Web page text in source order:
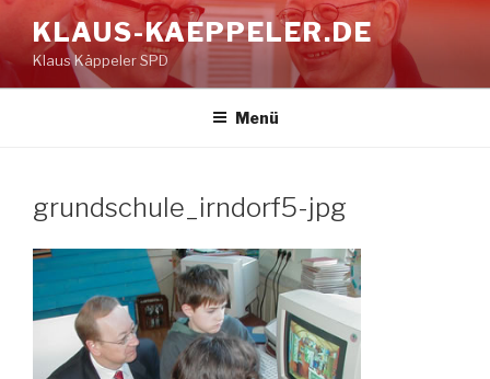
Inhalt
springen
KLAUS-KAEPPELER.DE
Klaus Käppeler SPD
Menü
grundschule_irndorf5-jpg